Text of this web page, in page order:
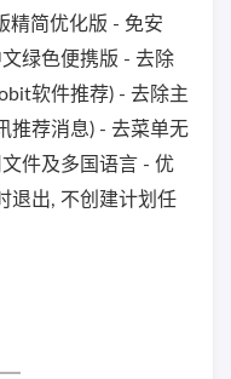
精简优化版 - 免安
绿色便携版 - 去除
软件推荐) - 去除主
推荐消息) - 去菜单无
件及多国语言 - 优
退出, 不创建计划任